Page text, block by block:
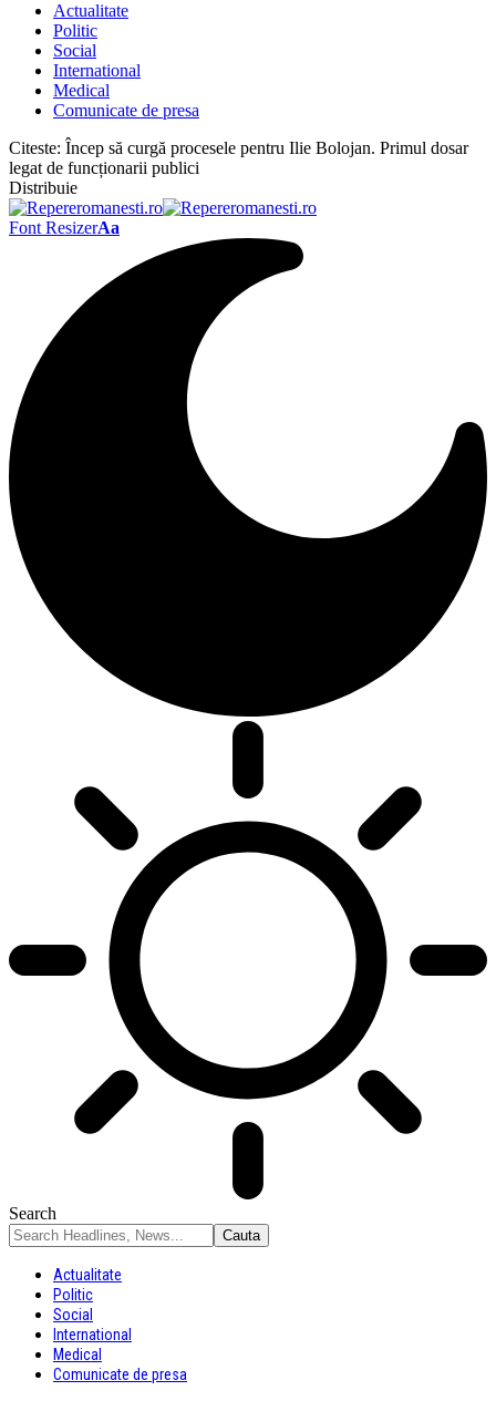
Actualitate
Politic
Social
International
Medical
Comunicate de presa
Citeste: Încep să curgă procesele pentru Ilie Bolojan. Primul dosar
legat de funcționarii publici
Distribuie
Font ResizerAa
Search
Actualitate
Politic
Social
International
Medical
Comunicate de presa